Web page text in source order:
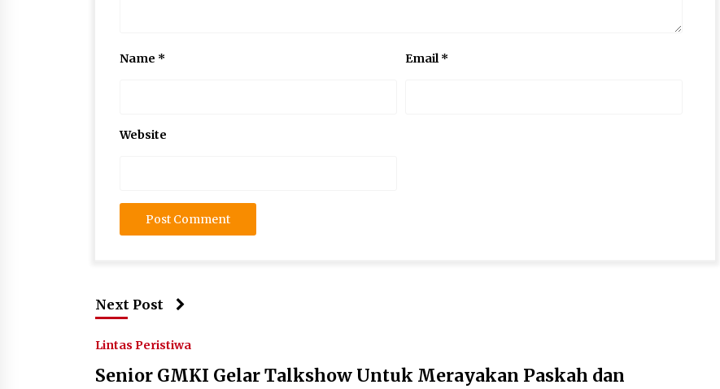
Name * Email*
Website
Next Post
Lintas Peristiwa
Senior GMKI Gelar Talkshow Untuk Merayakan Paskah dan